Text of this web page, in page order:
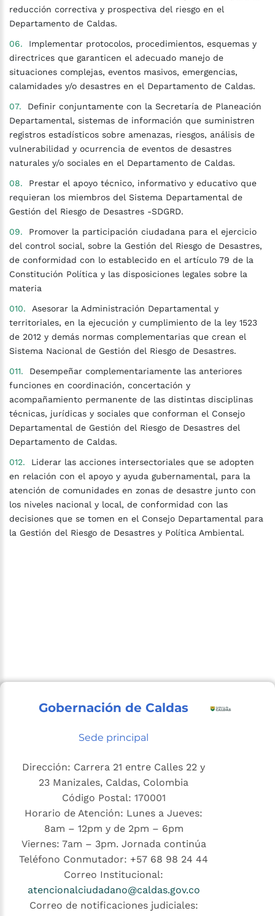
reducción correctiva y prospectiva del riesgo en el
Departamento de Caldas.
Implementar protocolos, procedimientos, esquemas y
directrices que garanticen el adecuado manejo de
situaciones complejas, eventos masivos, emergencias,
calamidades y/o desastres en el Departamento de Caldas.
Definir conjuntamente con la Secretaría de Planeación
Departamental, sistemas de información que suministren
registros estadísticos sobre amenazas, riesgos, análisis de
vulnerabilidad y ocurrencia de eventos de desastres
naturales y/o sociales en el Departamento de Caldas.
Prestar el apoyo técnico, informativo y educativo que
requieran los miembros del Sistema Departamental de
Gestión del Riesgo de Desastres -SDGRD.
Promover la participación ciudadana para el ejercicio
del control social, sobre la Gestión del Riesgo de Desastres,
de conformidad con lo establecido en el artículo 79 de la
Constitución Política y las disposiciones legales sobre la
materia
Asesorar la Administración Departamental y
territoriales, en la ejecución y cumplimiento de la ley 1523
de 2012 y demás normas complementarias que crean el
Sistema Nacional de Gestión del Riesgo de Desastres.
Desempeñar complementariamente las anteriores
funciones en coordinación, concertación y
acompañamiento permanente de las distintas disciplinas
técnicas, jurídicas y sociales que conforman el Consejo
Departamental de Gestión del Riesgo de Desastres del
Departamento de Caldas.
Liderar las acciones intersectoriales que se adopten
en relación con el apoyo y ayuda gubernamental, para la
atención de comunidades en zonas de desastre junto con
los niveles nacional y local, de conformidad con las
decisiones que se tomen en el Consejo Departamental para
la Gestión del Riesgo de Desastres y Política Ambiental.
Gobernación de Caldas
Sede principal
Dirección: Carrera 21 entre Calles 22 y
23 Manizales, Caldas, Colombia
Código Postal: 170001
Horario de Atención: Lunes a Jueves:
8am – 12pm y de 2pm – 6pm
Viernes: 7am – 3pm. Jornada continúa
Teléfono Conmutador: +57 68 98 24 44
Correo Institucional:
atencionalciudadano@caldas.gov.co
Correo de notificaciones judiciales: